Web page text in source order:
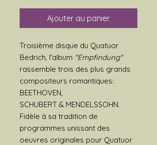
Ajouter au panier
Troisième disque du Quatuor
Bedrich, l'album "Empfindung"
rassemble trois des plus grands
compositeurs romantiques:
BEETHOVEN,
SCHUBERT & MENDELSSOHN.
Fidèle à sa tradition de
programmes unissant des
oeuvres originales pour Quatuor